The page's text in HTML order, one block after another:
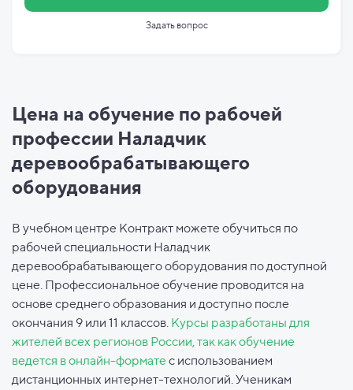
Задать вопрос
Цена на обучение по рабочей
профессии Наладчик
деревообрабатывающего
оборудования
В учебном центре Контракт можете обучиться по
рабочей специальности Наладчик
деревообрабатывающего оборудования по доступной
цене. Профессиональное обучение проводится на
основе среднего образования и доступно после
окончания 9 или 11 классов. Курсы разработаны для
жителей всех регионов России, так как обучение
ведется в онлайн-формате с использованием
дистанционных интернет-технологий. Ученикам